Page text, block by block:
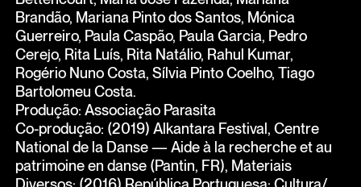
Brandão, Mariana Pinto dos Santos, Mónica
Guerreiro, Paula Caspão, Paula Garcia, Pedro
Cerejo, Rita Luís, Rita Natálio, Rahul Kumar,
Rogério Nuno Costa, Sílvia Pinto Coelho, Tiago
Bartolomeu Costa.
Produção: Associação Parasita
Co-produção: (2019) Alkantara Festival, Centre
National de la Danse — Aide à la recherche et au
patrimoine en danse (Pantin, FR), Materiais